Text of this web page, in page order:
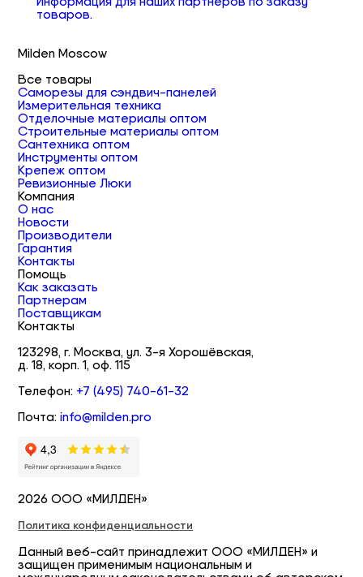
товаров.
Milden Moscow
Все товары
Саморезы для сэндвич-панелей
Измерительная техника
Отделочные материалы оптом
Строительные материалы оптом
Сантехника оптом
Инструменты оптом
Крепеж оптом
Ревизионные Люки
Компания
О нас
Новости
Производители
Гарантия
Контакты
Помощь
Как заказать
Партнерам
Поставщикам
Контакты
123298, г. Москва, ул. 3-я Хорошёвская,
д. 18, корп. 1, оф. 115
Телефон: +7 (495) 740-61-32
Почта:info@milden.pro
2026 ООО «МИЛДЕН»
Политика конфиденциальности
Данный веб-сайт принадлежит ООО «МИЛДЕН» и
защищен применимым национальным и